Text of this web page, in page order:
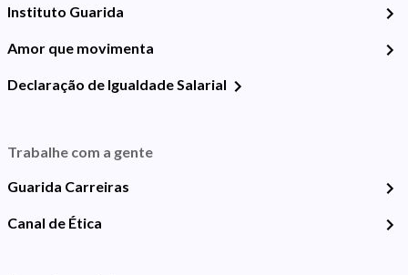
Instituto Guarida
Amor que movimenta
Declaração de Igualdade Salarial
Trabalhe com a gente
Guarida Carreiras
Canal de Ética